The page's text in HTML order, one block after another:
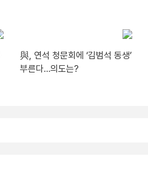
與, 연석 청문회에 ‘김범석 동생’
부른다…의도는?